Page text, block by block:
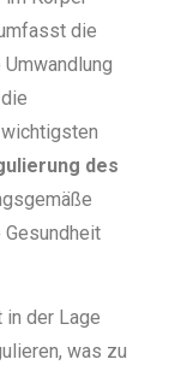
die
des
Gesundheit
in der Lage
was zu